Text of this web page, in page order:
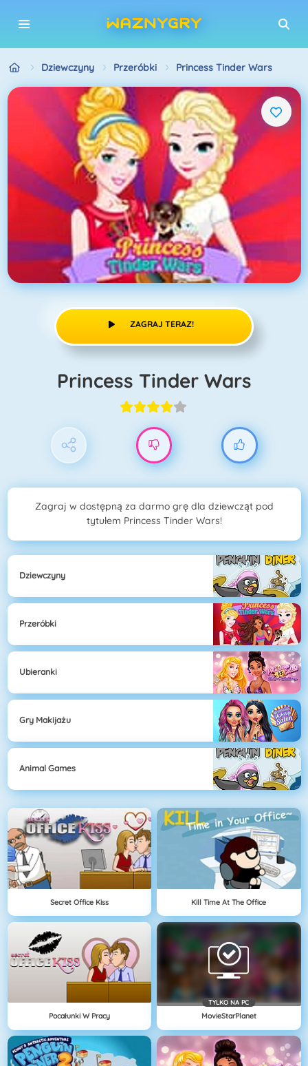
Dziewczyny Przeróbki Princess Tinder Wars
ZAGRAJ TERAZ!
Princess Tinder Wars
Zagraj w dostępną za darmo grę dla dziewcząt pod
tytułem Princess Tinder Wars!
Dziewczyny
Przeróbki
Ubieranki
Gry Makijażu
Animal Games
Secret Office Kiss Kill Time At The Office
Pocałunki W Pracy
TYLKO NA PC
MovieStarPlanet